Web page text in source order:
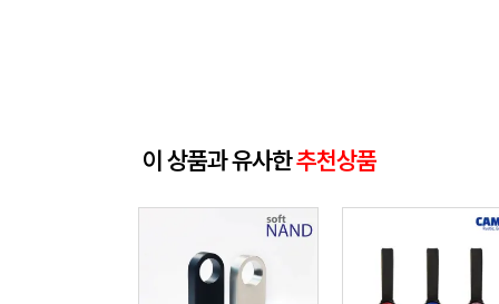
이 상품과 유사한추천상품